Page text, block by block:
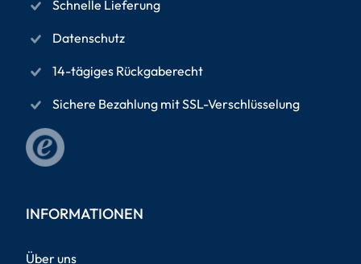
Schnelle Lieferung
Datenschutz
14-tägiges Rückgaberecht
Sichere Bezahlung mit SSL-Verschlüsselung
INFORMATIONEN
Über uns